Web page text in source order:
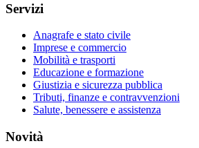
Servizi
Anagrafe e stato civile
Imprese e commercio
Mobilità e trasporti
Educazione e formazione
Giustizia e sicurezza pubblica
Tributi, finanze e contravvenzioni
Salute, benessere e assistenza
Novità